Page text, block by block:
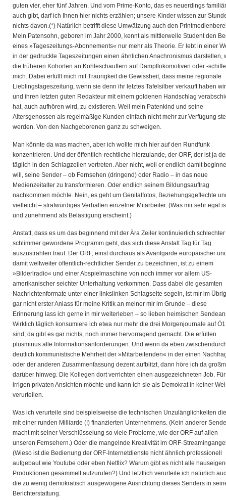
guten vier, eher fünf Jahren. Und vom Prime-Konto, das es neuerdings familiär
auch gibt, darf ich Ihnen hier nichts erzählen; unsere Kinder wissen zur
nichts davon.(*) Natürlich betrifft diese Umwälzung auch den
Mein Patensohn, geboren im Jahr 2000, kennt als mittlerweile Student den
eines »Tageszeitungs-Abonnements« nur mehr als Theorie. Er lebt in einer
in der gedruckte Tageszeitungen einen ähnlichen Anachronismus darstellen,
die früheren Kohorten an Kohleschauflern auf Dampflokomotiven oder -
mich. Dabei erfüllt mich mit Traurigkeit die Gewissheit, dass meine regionale
Lieblingstageszeitung, wenn sie denn ihr letztes Tafelsilber verkauft haben
und ihren letzten guten Redakteur mit einem goldenen Handschlag
hat, auch aufhören wird, zu existieren. Weil mein Patenkind und seine
Altersgenossen als regelmäßige Kunden einfach nicht mehr zur Verfügung
werden. Von den Nachgeborenen ganz zu schweigen.
Man könnte da was machen, aber ich wollte mich hier auf den Rundfunk
konzentrieren. Und der öffentlich-rechtliche hierzulande, der ORF, der ist ja
täglich in den Schlagzeilen vertreten. Aber nicht, weil er endlich damit
will, seine Sender – ob Fernsehen (dringend) oder Radio – in das neue
Medienzeitalter zu transformieren. Oder endlich seinem Bildungsauftrag
nachkommen möchte. Nein, es geht um Genitalfotos, Beziehungsgeflechte
vielleicht – strafwürdiges Verhalten einzelner Mitarbeiter. (Was mir sehr egal
und zunehmend als Belästigung erscheint.)
Anstatt, dass es um das beginnend mit der Ära Zeiler kontinuierlich
schlimmer gewordene Programm geht, das sich diese Anstalt Tag für Tag
auszustrahlen traut. Der ORF, einst durchaus als Avantgarde europäischer
damit weltweiter öffentlich-rechtlicher Sender zu bezeichnen, ist zu einem
»Bilderlradio« und einer Abspielmaschine von noch immer vor allem US-
amerikanischer seichter Unterhaltung verkommen. Dass dabei die gesamten
Nachrichtenformate unter einer linkslinken Schlagseite segeln, ist mir im
gar nicht erster Anlass für meine Kritik an meiner mir im Grunde – diese
Erinnerung lass ich gerne in mir weiterleben – so lieben heimischen
Wirklich täglich konsumiere ich etwa nur mehr die drei Morgenjournale auf
sind, da gibt es gar nichts, noch immer hervorragend gemacht. Die erfüllen
plusminus alle Informationsanforderungen. Und wenn da eben
deutlich kommunistische Mehrheit der »Mitarbeitenden« in der einen
oder der anderen Zusammenfassung dezent aufblitzt, dann höre ich da
darüber hinweg. Die Kollegen dort verrichten einen ausgezeichneten Job.
irrigen privaten Ansichten möchte und kann ich sie als Demokrat in keiner
verurteilen.
Was ich verurteile sind beispielsweise die technischen Unzulänglichkeiten
mit einer runden Milliarde (!) finanzierten Unternehmens. (Kein anderer
macht mit seiner Verschlüsselung so viele Probleme, wie der ORF auf allen
unseren Fernsehern.) Oder die mangelnde Kreativität im ORF-
(Wieso ist die Bedienung der ORF-Internetdienste nicht ähnlich professionell
aufgebaut wie Youtube oder eben Netflix? Warum gibt es nicht alle
Produktionen gesammelt aufzurufen?) Und letztlich verurteile ich natürlich
die zu wenig demokratisch ausgewogene Ausrichtung dieses Senders in
Berichterstattung.